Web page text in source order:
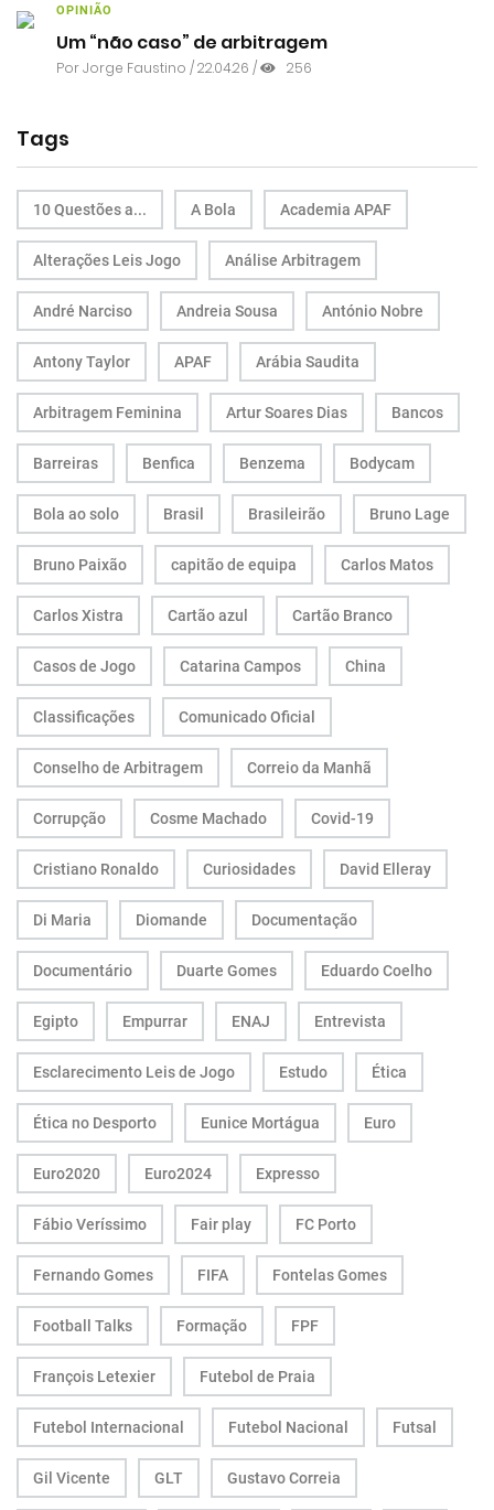
OPINIÃO
Um “não caso” de arbitragem
PorJorge Faustino / 22.04.26 / 256
Tags
10 Questões a... A Bola Academia APAF
Alterações Leis Jogo Análise Arbitragem
André Narciso Andreia Sousa António Nobre
Antony Taylor APAF Arábia Saudita
Arbitragem Feminina Artur Soares Dias Bancos
Barreiras Benfica Benzema Bodycam
Bola ao solo Brasil Brasileirão Bruno Lage
Bruno Paixão capitão de equipa Carlos Matos
Carlos Xistra Cartão azul Cartão Branco
Casos de Jogo Catarina Campos China
Classificações Comunicado Oficial
Conselho de Arbitragem Correio da Manhã
Corrupção Cosme Machado Covid-19
Cristiano Ronaldo Curiosidades David Elleray
Di Maria Diomande Documentação
Documentário Duarte Gomes Eduardo Coelho
Egipto Empurrar ENAJ Entrevista
Esclarecimento Leis de Jogo Estudo Ética
Ética no Desporto Eunice Mortágua Euro
Euro2020 Euro2024 Expresso
Fábio Veríssimo Fair play FC Porto
Fernando Gomes FIFA Fontelas Gomes
Football Talks Formação FPF
François Letexier Futebol de Praia
Futebol Internacional Futebol Nacional Futsal
Gil Vicente GLT Gustavo Correia